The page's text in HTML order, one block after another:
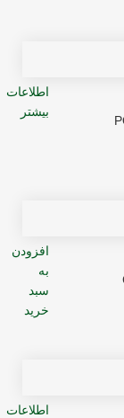
اطلاعات
بیشتر
افزودن
به
سبد
خرید
اطلاعات